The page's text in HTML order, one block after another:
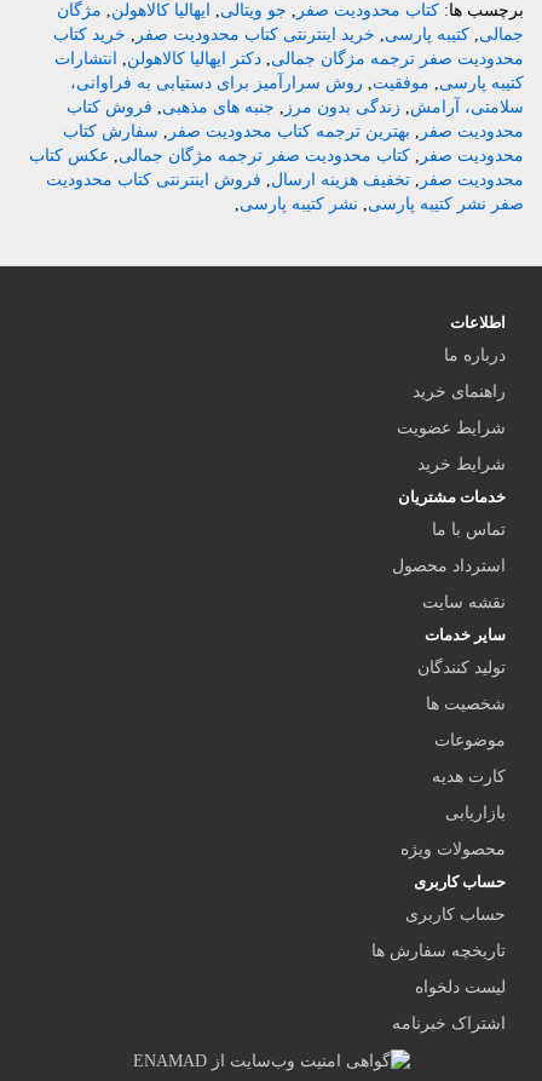
برچسب ها: کتاب محدودیت صفر , جو ویتالی, ایهالیا کالاهولن, مژگان
جمالی, کتیبه پارسی, خرید اینترنتی کتاب محدودیت صفر , خرید کتاب
محدودیت صفر ترجمه مژگان جمالی, دکتر ایهالیا کالاهولن,
انتشارات
کتیبه پارسی, موفقیت, روش سرارآمیز برای دستیابی به فراوانی،
سلامتی، آرامش, زندگی بدون مرز , جنبه های مذهبی, فروش کتاب
محدودیت صفر , بهترین ترجمه کتاب محدودیت صفر , سفارش کتاب
محدودیت صفر , کتاب محدودیت صفر ترجمه مژگان جمالی, عکس کتاب
محدودیت صفر , تخفیف هزینه ارسال, فروش اینترنتی کتاب محدودیت
صفر نشر کتیبه پارسی, نشر کتیبه پارسی,
اطلاعات
درباره ما
راهنمای خرید
شرایط عضویت
شرایط خرید
خدمات مشتریان
تماس با ما
استرداد محصول
نقشه سایت
سایر خدمات
تولید کنندگان
شخصیت ها
موضوعات
کارت هدیه
بازاریابی
محصولات ویژه
حساب کاربری
حساب کاربری
تاریخچه سفارش ها
لیست دلخواه
اشتراک خبرنامه